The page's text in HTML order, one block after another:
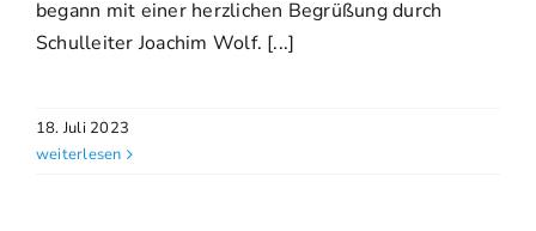
begann mit einer herzlichen Begrüßung durch
Schulleiter Joachim Wolf. [...]
18. Juli 2023
weiterlesen